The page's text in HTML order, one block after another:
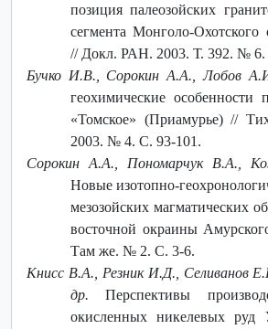
позиция палеозойских
сегмента Монголо-Охотского
// Докл. РАН. 2003. Т. 392. № 6.
Бучко И.В., Сорокин А.А., Лобов
геохимические особенности
«Томское» (Приамурье) //
2003. № 4. С. 93-101.
Сорокин A.A., Пономарчук В.А.,
Новые изотопно-
мезозойских магматических
восточной окраины
Там же. № 2. С. 3-6.
Книсс В.А., Резник И.Д., Селиванов
др.Перспективы
окисленных никелевых руд